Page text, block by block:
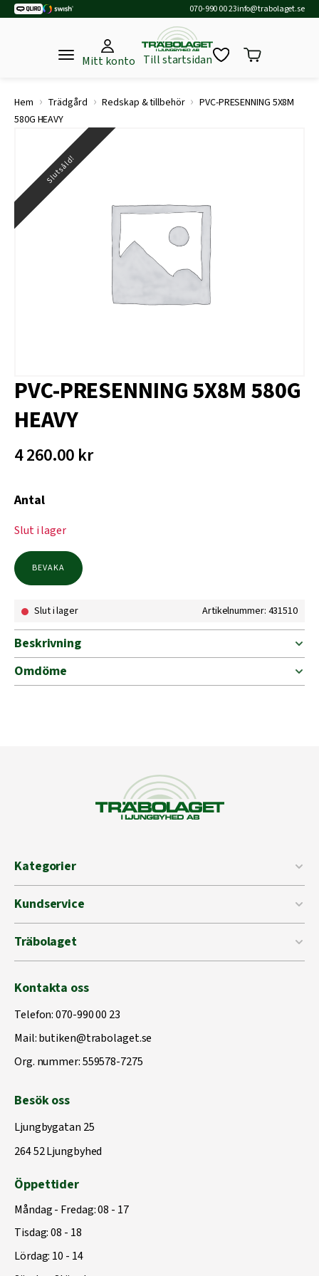
070-990 00 23info@trabolaget.se
Mitt konto Till startsidan
Hem › Trädgård › Redskap & tillbehör › PVC-PRESENNING 5X8M
580G HEAVY
Slutsåld!
PVC-PRESENNING 5X8M 580G
HEAVY
4 260.00 kr
Antal
Slut i lager
BEVAKA
Slut i lager Artikelnummer: 431510
Beskrivning
Omdöme
Kategorier
Kundservice
Träbolaget
Kontakta oss
Telefon:070-990 00 23
Mail:butiken@trabolaget.se
Org. nummer: 559578-7275
Besök oss
Ljungbygatan 25
264 52 Ljungbyhed
Öppettider
Måndag - Fredag: 08 - 17
Tisdag: 08 - 18
Lördag: 10 - 14